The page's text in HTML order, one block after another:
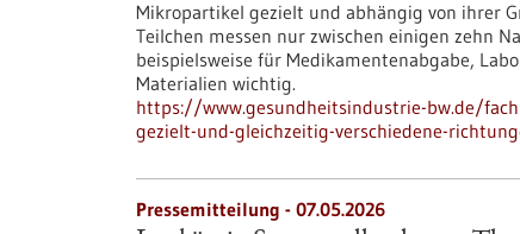
Mikropartikel gezielt und abhängig von ihrer
Teilchen messen nur zwischen einigen zehn
beispielsweise für Medikamentenabgabe,
Materialien wichtig.
https://www.gesundheitsindustrie-bw.de/
gezielt-und-gleichzeitig-verschiedene-
Pressemitteilung - 07.05.2026